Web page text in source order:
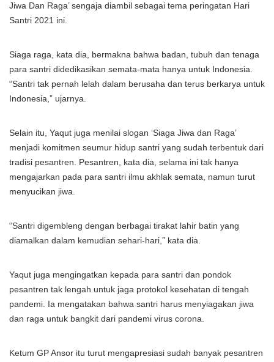
Jiwa Dan Raga’ sengaja diambil sebagai tema peringatan Hari
Santri 2021 ini.
Siaga raga, kata dia, bermakna bahwa badan, tubuh dan tenaga
para santri didedikasikan semata-mata hanya untuk Indonesia.
“Santri tak pernah lelah dalam berusaha dan terus berkarya untuk
Indonesia,” ujarnya.
Selain itu, Yaqut juga menilai slogan ‘Siaga Jiwa dan Raga’
menjadi komitmen seumur hidup santri yang sudah terbentuk dari
tradisi pesantren. Pesantren, kata dia, selama ini tak hanya
mengajarkan pada para santri ilmu akhlak semata, namun turut
menyucikan jiwa.
“Santri digembleng dengan berbagai tirakat lahir batin yang
diamalkan dalam kemudian sehari-hari,” kata dia.
Yaqut juga mengingatkan kepada para santri dan pondok
pesantren tak lengah untuk jaga protokol kesehatan di tengah
pandemi. Ia mengatakan bahwa santri harus menyiagakan jiwa
dan raga untuk bangkit dari pandemi virus corona.
Ketum GP Ansor itu turut mengapresiasi sudah banyak pesantren